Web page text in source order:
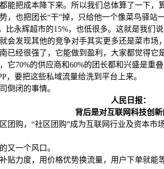
把成本降下来。所以我们总体算了一下，
也把团长“干”掉，只给他一个像菜鸟驿站
永辉超市的15%，也低很多。这就是我们说
发现其他的竞争对手其实更多还是菜市场
经很强了，它能做到盈利，大家都觉得它
它70%的供应商和60%的团长都和兴盛是
要把这些私域流量给洗到平台上来。
倒闭的事情。
人民日报：
背后是对互联网科技创
团购，“社区团购”成为互联网行业及资本
又一个风口。
贴力度，用价格优势换流量，用户下单就